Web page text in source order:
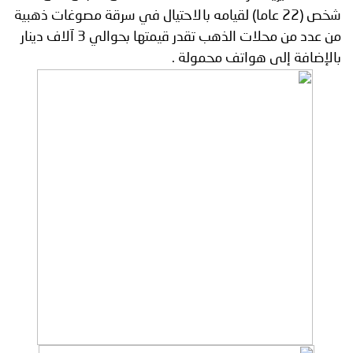
شخص (22 عاما) لقيامه بالاحتيال في سرقة مصوغات ذهبية
من عدد من محلات الذهب تقدر قيمتها بحوالي 3 آلاف دينار
بالإضافة إلى هواتف محمولة .